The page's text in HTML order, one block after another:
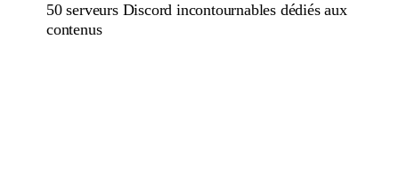
50 serveurs Discord incontournables dédiés aux
contenus